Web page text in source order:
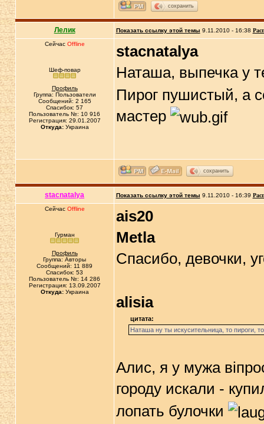
сохранить
Лелик Показать ссылку этой темы 9.11.2010 - 16:38
Сейчас Offline
Шеф-повар
Профиль
Группа: Пользователи
Сообщений: 2 165
Спасибок: 57
Пользователь №: 10 916
Регистрация: 29.01.2007
Откуда:Украина
stacnatalya
Наташа, выпечка у
Пирог пушистый, а
мастер
сохранить
stacnatalya Показать ссылку этой темы 9.11.2010 - 16:39
Сейчас Offline
Гурман
Профиль
Группа: Авторы
Сообщений: 11 889
Спасибок: 53
Пользователь №: 14 286
Регистрация: 13.09.2007
Откуда:Украина
ais20
Metla
Спасибо, девочки,
alisia
цитата:
Наташа ну ты искусительница, то пироги,
Алис, я у мужа
городу искали -
лопать булочки